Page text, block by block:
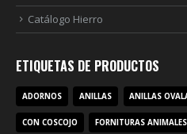
Catálogo Hierro
ETIQUETAS DE PRODUCTOS
ADORNOS ANILLAS ANILLAS
CON COSCOJO FORNITURAS ANIMALES